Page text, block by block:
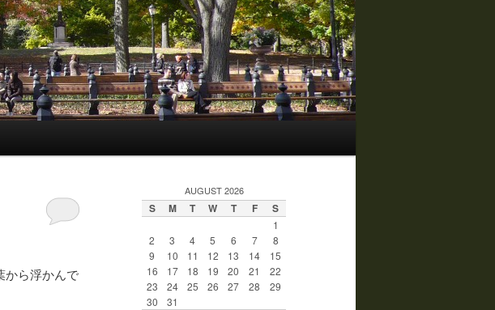
から浮かんで
AUGUST 2026
S M T W T F S
1
2
3 4 5 6 7
8
9
10 11 12 13 14
15
16
17 18 19 20 21
22
23
24 25 26 27 28
29
30
31